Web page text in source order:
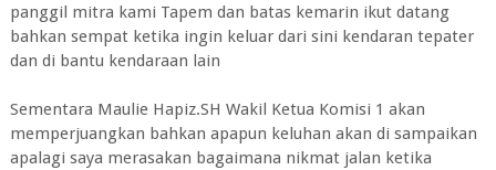
panggil mitra kami Tapem dan batas kemarin ikut datang
bahkan sempat ketika ingin keluar dari sini kendaran tepater
dan di bantu kendaraan lain
Sementara Maulie Hapiz.SH Wakil Ketua Komisi 1 akan
memperjuangkan bahkan apapun keluhan akan di sampaikan
apalagi saya merasakan bagaimana nikmat jalan ketika